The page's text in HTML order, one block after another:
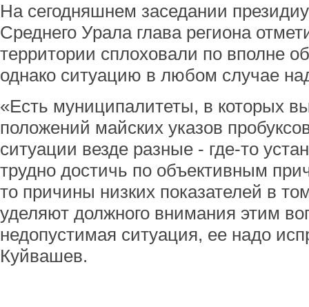
На сегодняшнем заседании
Среднего Урала глава региона
территории сплоховали по вполне
однако ситуацию в любом случае
«Есть муниципалитеты, в которых
положений майских указов
ситуации везде разные - где-то
трудно достичь по объективным
то причины низких показателей в
уделяют должного внимания этим
недопустимая ситуация, ее надо
Куйвашев.